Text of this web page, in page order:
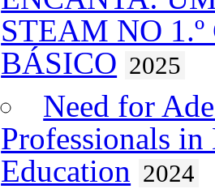
STEAM NO
BÁSICO 2025
Need for
Professionals
Education 2024